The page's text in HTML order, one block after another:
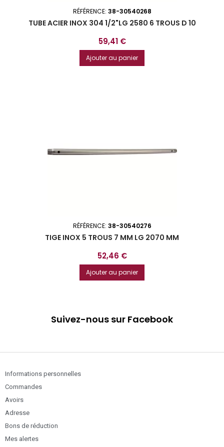
RÉFÉRENCE: 38-30540268
TUBE ACIER INOX 304 1/2"LG 2580 6 TROUS D 10
Prix
59,41 €
Ajouter au panier
RÉFÉRENCE: 38-30540276
TIGE INOX 5 TROUS 7 MM LG 2070 MM
Prix
52,46 €
Ajouter au panier
Suivez-nous sur Facebook
Informations personnelles
Commandes
Avoirs
Adresse
Bons de réduction
Mes alertes